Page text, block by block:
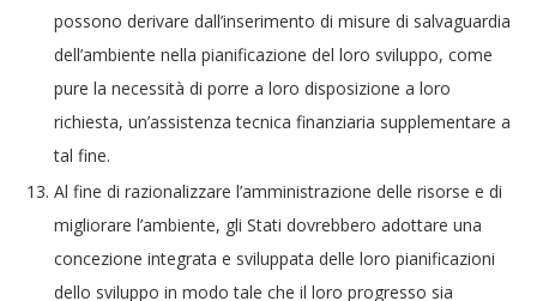
possono derivare dall’inserimento di misure di salvaguardia
dell’ambiente nella pianificazione del loro sviluppo, come
pure la necessità di porre a loro disposizione a loro
richiesta, un’assistenza tecnica finanziaria supplementare a
tal fine.
Al fine di razionalizzare l’amministrazione delle risorse e di
migliorare l’ambiente, gli Stati dovrebbero adottare una
concezione integrata e sviluppata delle loro pianificazioni
dello sviluppo in modo tale che il loro progresso sia